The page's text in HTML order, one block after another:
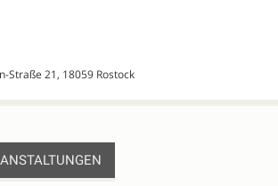
Straße 21, 18059 Rostock